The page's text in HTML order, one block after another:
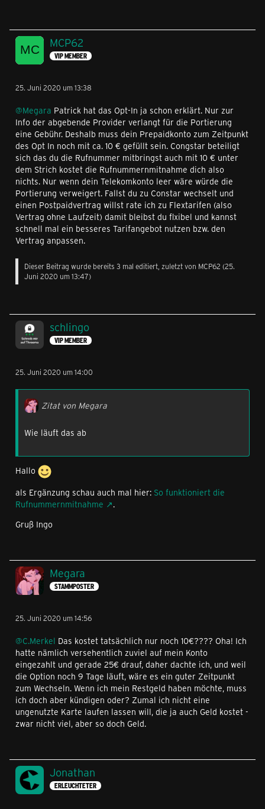
MCP62
VIP MEMBER
25. Juni 2020 um 13:38
@Megara Patrick hat das Opt-In ja schon erklärt. Nur zur
Info der abgebende Provider verlangt für die Portierung
eine Gebühr. Deshalb muss dein Prepaidkonto zum Zeitpunkt
des Opt In noch mit ca. 10 € gefüllt sein. Congstar beteiligt
sich das du die Rufnummer mitbringst auch mit 10 € unter
dem Strich kostet die Rufnummernmitnahme dich also
nichts. Nur wenn dein Telekomkonto leer wäre würde die
Portierung verweigert. Fallst du zu Constar wechselt und
einen Postpaidvertrag willst rate ich zu Flextarifen (also
Vertrag ohne Laufzeit) damit bleibst du flxibel und kannst
schnell mal ein besseres Tarifangebot nutzen bzw. den
Vertrag anpassen.
Dieser Beitrag wurde bereits 3 mal editiert, zuletzt von MCP62 (25.
Juni 2020 um 13:47)
schlingo
VIP MEMBER
25. Juni 2020 um 14:00
Zitat von Megara
Wie läuft das ab
Hallo
als Ergänzung schau auch mal hier: So funktioniert die
Rufnummernmitnahme
.
Gruß Ingo
Megara
STAMMPOSTER
25. Juni 2020 um 14:56
@C.Merkel Das kostet tatsächlich nur noch 10€???? Oha! Ich
hatte nämlich versehentlich zuviel auf mein Konto
eingezahlt und gerade 25€ drauf, daher dachte ich, und weil
die Option noch 9 Tage läuft, wäre es ein guter Zeitpunkt
zum Wechseln. Wenn ich mein Restgeld haben möchte, muss
ich doch aber kündigen oder? Zumal ich nicht eine
ungenutzte Karte laufen lassen will, die ja auch Geld kostet -
zwar nicht viel, aber so doch Geld.
Jonathan
ERLEUCHTETER